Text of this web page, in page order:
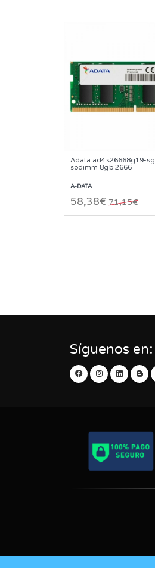
Adata ad4s26668g19-
sodimm 8gb 2666
A-DATA
58,38€ 71,15€
Síguenos en: